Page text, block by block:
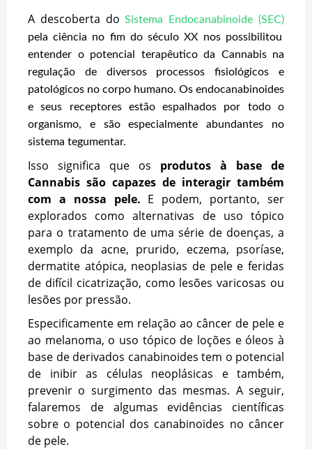
A descoberta doSistema Endocanabinoide (SEC)
pela ciência no fim do século XX nos possibilitou
entender o potencial terapêutico da Cannabis na
regulação de diversos processos fisiológicos e
patológicos no corpo humano. Os endocanabinoides
e seus receptores estão espalhados por todo o
organismo, e são especialmente abundantes no
sistema tegumentar.
Isso significa que os produtos à base de
Cannabis são capazes de interagir também
com a nossa pele. E podem, portanto, ser
explorados como alternativas de uso tópico
para o tratamento de uma série de doenças, a
exemplo da acne, prurido, eczema, psoríase,
dermatite atópica, neoplasias de pele e feridas
de difícil cicatrização, como lesões varicosas ou
lesões por pressão.
Especificamente em relação ao câncer de pele e
ao melanoma, o uso tópico de loções e óleos à
base de derivados canabinoides tem o potencial
de inibir as células neoplásicas e também,
prevenir o surgimento das mesmas. A seguir,
falaremos de algumas evidências científicas
sobre o potencial dos canabinoides no câncer
de pele.